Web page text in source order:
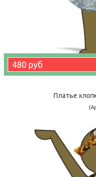
480 руб
Платье